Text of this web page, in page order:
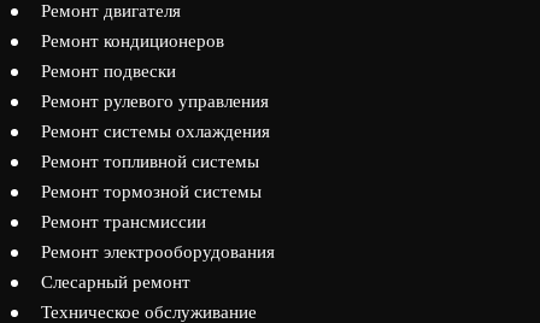
Ремонт двигателя
Ремонт кондиционеров
Ремонт подвески
Ремонт рулевого управления
Ремонт системы охлаждения
Ремонт топливной системы
Ремонт тормозной системы
Ремонт трансмиссии
Ремонт электрооборудования
Слесарный ремонт
Техническое обслуживание